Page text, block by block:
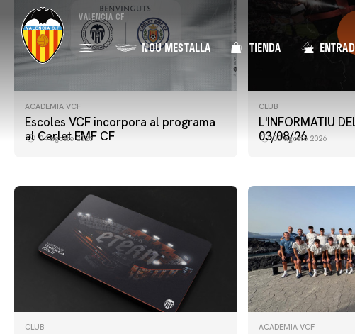
VALENCIA CF
NOU MESTALLA TIENDA
ACADEMIA VCF
Escoles VCF incorpora al programa
al Carlet EMF CF
04 agosto 2026
CLUB
L'INFORMATIU
03/08/26
03 agosto 2026
CLUB ACADEMIA VCF